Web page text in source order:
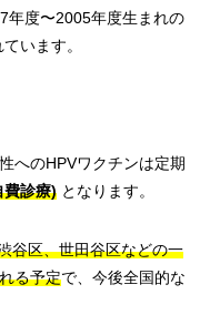
年度〜2005年度生まれの
います。
へのHPVワクチンは定期
費診療) となります。
谷区、世田谷区などの一
る予定で、今後全国的な